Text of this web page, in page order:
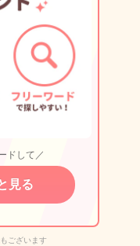
ドして／
見る
ございます